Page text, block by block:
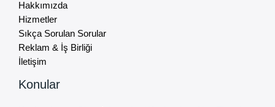
Hakkımızda
Hizmetler
Sıkça Sorulan Sorular
Reklam & İş Birliği
İletişim
Konular